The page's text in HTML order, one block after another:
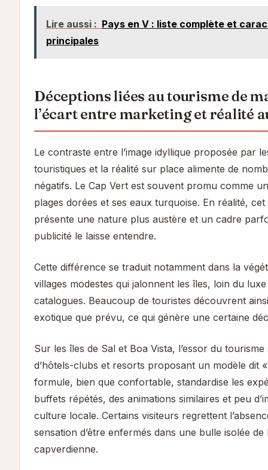
Lire aussi : Pays en V : liste complète et
principales
Déceptions liées au tourisme de
l’écart entre marketing et réalité
Le contraste entre l’image idyllique proposée par
touristiques et la réalité sur place alimente de
négatifs. Le Cap Vert est souvent promu comme
plages dorées et ses eaux turquoise. En réalité,
présente une nature plus austère et un cadre
publicité le laisse entendre.
Cette différence se traduit notamment dans la
villages modestes qui jalonnent les îles, loin du
catalogues. Beaucoup de touristes découvrent
exotique que prévu, ce qui génère une certaine
Sur les îles de Sal et Boa Vista, l’essor du tourisme
d’hôtels-clubs et resorts proposant un modèle dit
formule, bien que confortable, standardise les
buffets répétés, des animations similaires et peu
culture locale. Certains visiteurs regrettent
sensation d’être enfermés dans une bulle isolée de
capverdienne.